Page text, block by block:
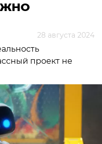
28 августа 2024
проект не